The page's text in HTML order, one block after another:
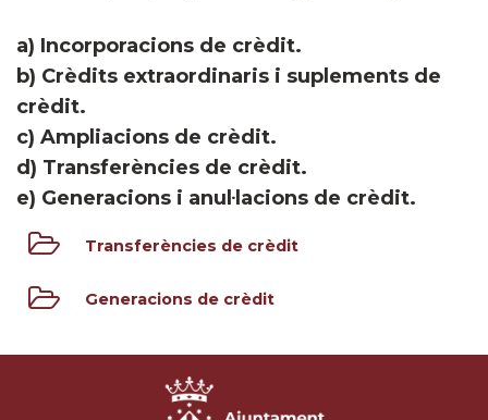
a) Incorporacions de crèdit.
b) Crèdits extraordinaris i suplements de
crèdit.
c) Ampliacions de crèdit.
d) Transferències de crèdit.
e) Generacions i anul·lacions de crèdit.
Transferències de crèdit
Generacions de crèdit